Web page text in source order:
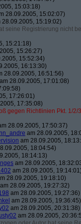
15:03:18)
28.09.2005, 15:02:07)
28.09.2005, 15:19:02)
seine Registrierung nicht
15:21:18)
15:26:27)
15:52:34)
16:13:30)
28.09.2005, 16:51:56)
am 28.09.2005, 17:01:08)
17:26:01)
17:35:08)
gegen Richtlinien Pkt. 1/2/
28.09.2005, 17:50:37)
am 28.09.2005,
am 28.09.2005,
18:04:54)
18:14:13)
am 28.09.2005,
am 28.09.2005,
28.09.2005, 19:18:10)
am 28.09.2005, 19:27:32)
am 28.09.2005, 19:27:36)
am 28.09.2005, 19:36:45)
am 28.09.2005, 20:31:38)
am 28.09.2005,